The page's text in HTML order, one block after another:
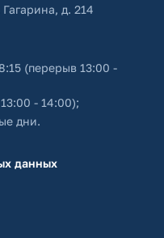
д. 214
(перерыв 13:00 -
- 14:00);
дни.
данных